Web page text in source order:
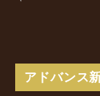
アドバンス